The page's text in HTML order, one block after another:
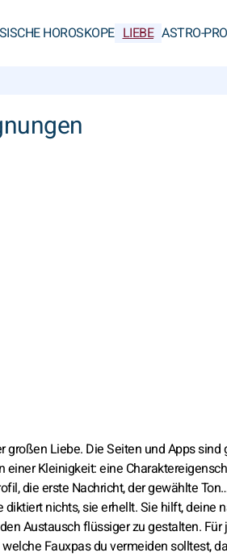
HOROSKOPE LIEBE ASTRO-
großen Liebe. Die Seiten und Apps sind
Kleinigkeit: eine
die erste Nachricht, der gewählte
nichts, sie erhellt. Sie hilft, deine
Austausch flüssiger zu gestalten. Für
Fauxpas du vermeiden solltest,